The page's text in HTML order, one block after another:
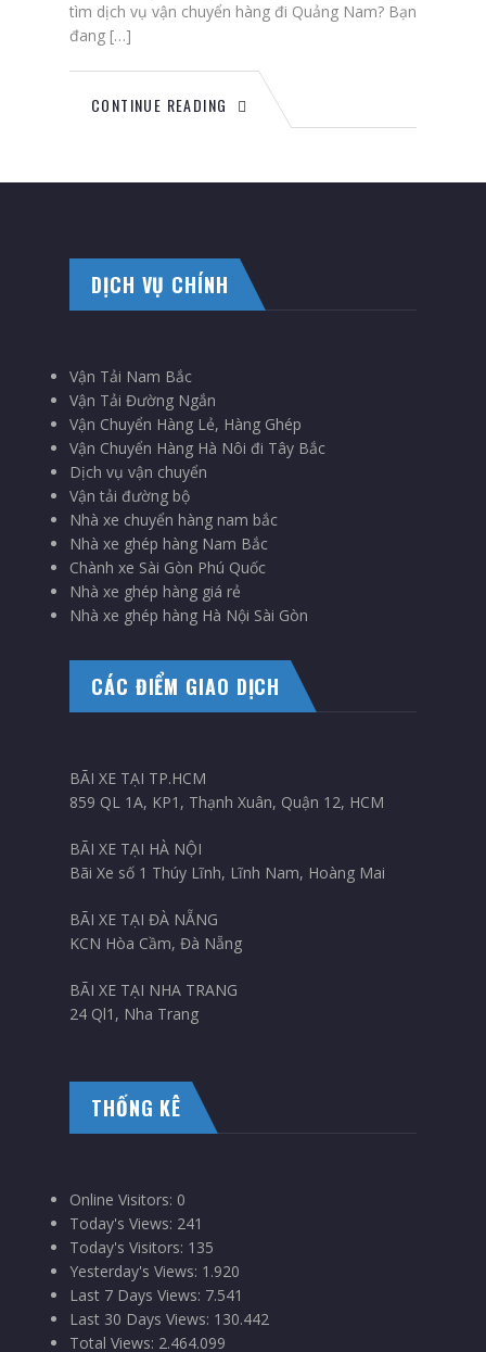
tìm dịch vụ vận chuyển hàng đi Quảng Nam? Bạn
đang […]
CONTINUE READING
DỊCH VỤ CHÍNH
Vận Tải Nam Bắc
Vận Tải Đường Ngắn
Vận Chuyển Hàng Lẻ, Hàng Ghép
Vận Chuyển Hàng Hà Nôi đi Tây Bắc
Dịch vụ vận chuyển
Vận tải đường bộ
Nhà xe chuyển hàng nam bắc
Nhà xe ghép hàng Nam Bắc
Chành xe Sài Gòn Phú Quốc
Nhà xe ghép hàng giá rẻ
Nhà xe ghép hàng Hà Nội Sài Gòn
CÁC ĐIỂM GIAO DỊCH
BÃI XE TẠI TP.HCM
859 QL 1A, KP1, Thạnh Xuân, Quận 12, HCM
BÃI XE TẠI HÀ NỘI
Bãi Xe số 1 Thúy Lĩnh, Lĩnh Nam, Hoàng Mai
BÃI XE TẠI ĐÀ NẴNG
KCN Hòa Cầm, Đà Nẵng
BÃI XE TẠI NHA TRANG
24 Ql1, Nha Trang
THỐNG KÊ
Online Visitors: 0
Today's Views: 241
Today's Visitors: 135
Yesterday's Views: 1.920
Last 7 Days Views: 7.541
Last 30 Days Views: 130.442
Total Views: 2.464.099